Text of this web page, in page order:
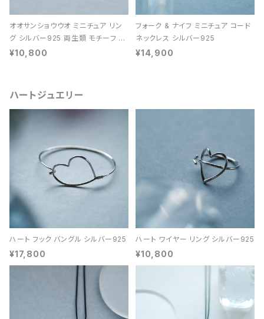
オオサンショウウオ ミニチュア リン
グ シルバー925 両生類 モチーフ レ
ディース ユニセックス
¥10,800
フォーク & ナイフ ミニチュア コード
ネックレス シルバー925
¥14,900
ハートジュエリー
ハート フック バングル シルバー925
¥17,800
ハート ワイヤー リング シルバー925
¥10,800